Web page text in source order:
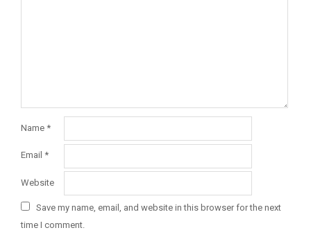
Name *
Email *
Website
Save my name, email, and website in this browser for the next
time I comment.